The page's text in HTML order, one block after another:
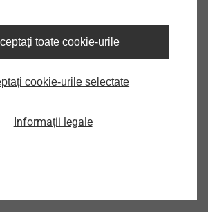
0177 JT6.pdf 2 MB
toate cookie-urile
cookie-urile selectate
Informații legale